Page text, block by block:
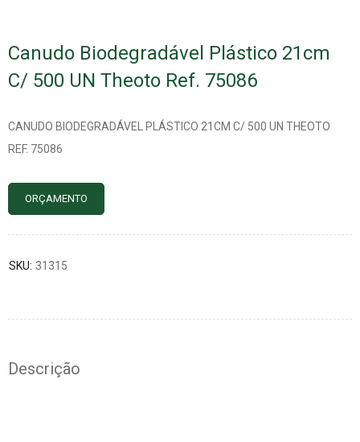
Canudo Biodegradável Plástico 21cm
C/ 500 UN Theoto Ref. 75086
CANUDO BIODEGRADÁVEL PLÁSTICO 21CM C/ 500 UN THEOTO
REF. 75086
ORÇAMENTO
SKU: 31315
Descrição